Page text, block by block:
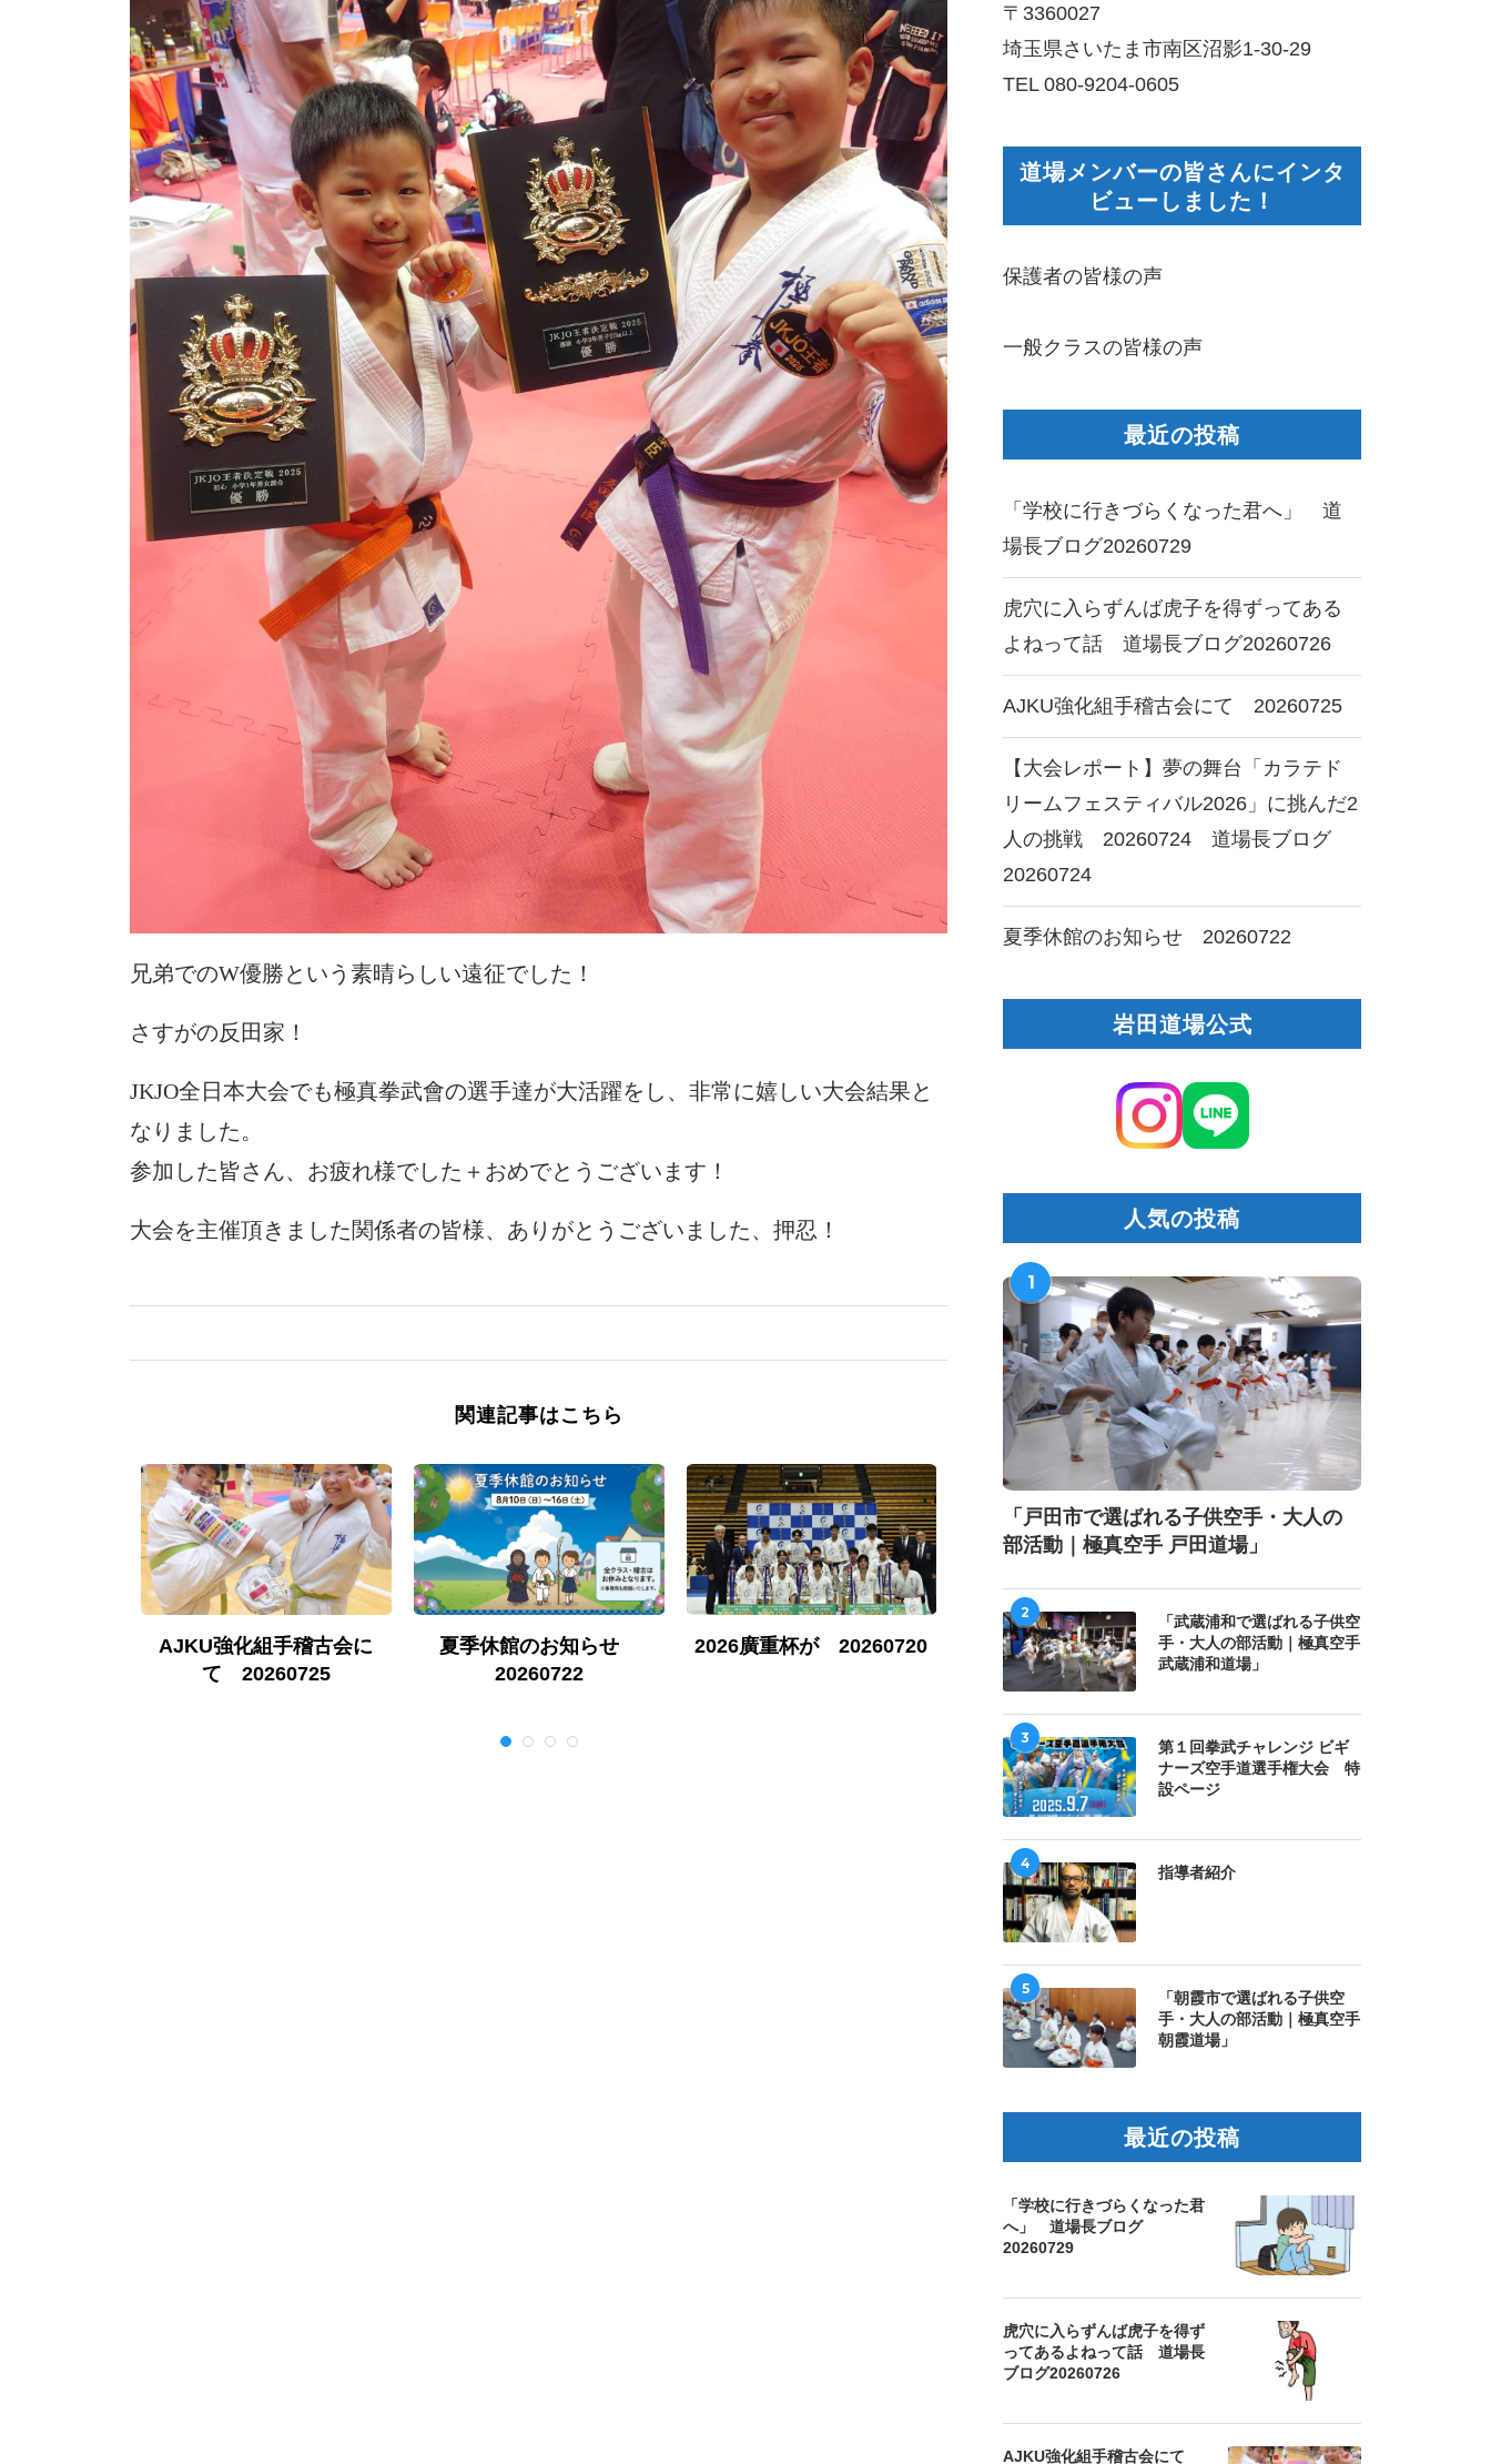
兄弟でのW優勝という素晴らしい遠征でした！
さすがの反田家！
JKJO全日本大会でも極真拳武會の選手達が大活躍をし、非常に嬉しい大会結果と
なりました。
参加した皆さん、お疲れ様でした＋おめでとうございます！
大会を主催頂きました関係者の皆様、ありがとうございました、押忍！
関連記事はこちら
AJKU強化組手稽古会に
て 20260725
夏季休館のお知らせ
20260722
2026廣重杯が 20260720
勇士會館 東京都選抜大会
2026にて 20260712
2026 全日本少年少女極真空
〒3360027
埼玉県さいたま市南区沼影1-30-29
TEL 080-9204-0605
道場メンバーの皆さんにインタ
ビューしました！
保護者の皆様の声
一般クラスの皆様の声
最近の投稿
「学校に行きづらくなった君へ」 道
場長ブログ20260729
虎穴に入らずんば虎子を得ずってある
よねって話 道場長ブログ20260726
AJKU強化組手稽古会にて 20260725
【大会レポート】夢の舞台「カラテド
リームフェスティバル2026」に挑んだ2
人の挑戦 20260724 道場長ブログ
20260724
夏季休館のお知らせ 20260722
岩田道場公式
人気の投稿
1
「戸田市で選ばれる子供空手・大人の
部活動｜極真空手 戸田道場」
2
「武蔵浦和で選ばれる子供空
手・大人の部活動｜極真空手
武蔵浦和道場」
3
第１回拳武チャレンジ ビギ
ナーズ空手道選手権大会 特
設ページ
4
指導者紹介
5
「朝霞市で選ばれる子供空
手・大人の部活動｜極真空手
朝霞道場」
最近の投稿
「学校に行きづらくなった君
へ」 道場長ブログ
20260729
虎穴に入らずんば虎子を得ず
ってあるよねって話 道場長
ブログ20260726
AJKU強化組手稽古会にて